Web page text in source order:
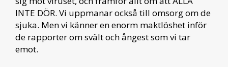
INTE DÖR. Vi uppmanar också till omsorg om de
sjuka. Men vi känner en enorm maktlöshet inför
de rapporter om svält och ångest som vi tar
emot.